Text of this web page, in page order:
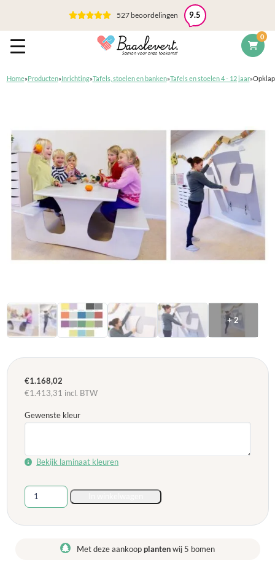
0
527 beoordelingen 9.5
Home»Producten»Inrichting»Tafels, stoelen en banken»Tafels en stoelen 4 - 12 jaar»
+ 2
€1.168,02
€1.413,31 incl. BTW
Gewenste kleur
Bekijk laminaat kleuren
Opklapbare
Wandtafelset
(6
Met deze aankoop plantenwij 5 bomen